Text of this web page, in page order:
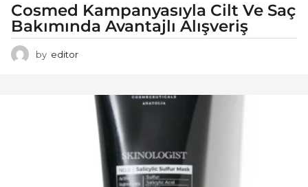
Cosmed Kampanyasıyla Cilt Ve Saç
Bakımında Avantajlı Alışveriş
by editor